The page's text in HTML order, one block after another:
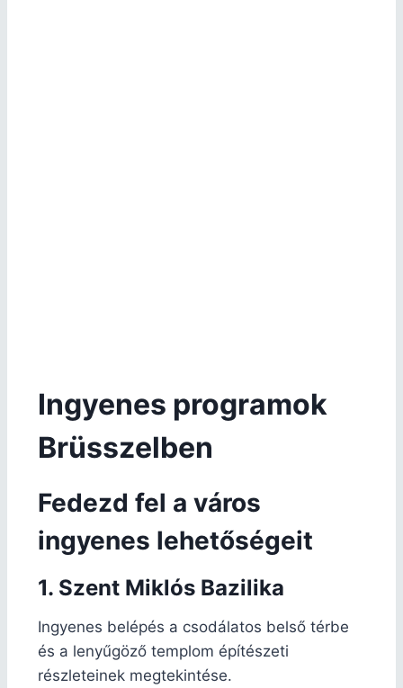
Ingyenes programok
Brüsszelben
Fedezd fel a város
ingyenes lehetőségeit
1. Szent Miklós Bazilika
Ingyenes belépés a csodálatos belső térbe
és a lenyűgöző templom építészeti
részleteinek megtekintése.